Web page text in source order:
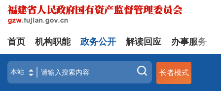
首页 机构职能 政务公开 解读回应 办事服务
长者模式